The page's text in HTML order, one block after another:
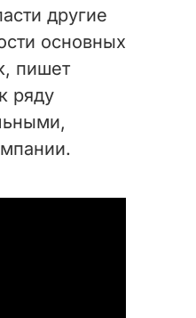
другие
основных
пишет
ряду